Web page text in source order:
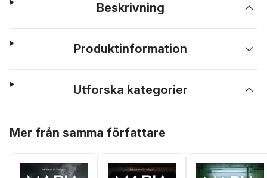
Beskrivning
Produktinformation
Utforska kategorier
Mer från samma författare